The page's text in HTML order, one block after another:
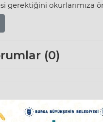
gerektiğini okurlarımıza
(0)